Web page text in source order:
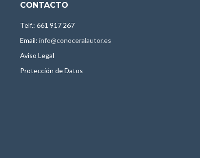
CONTACTO
Telf.: 661 917 267
Email: info@conoceralautor.es
Aviso Legal
Protección de Datos